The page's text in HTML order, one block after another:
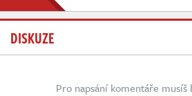
DISKUZE
Pro napsání komentáře musíš